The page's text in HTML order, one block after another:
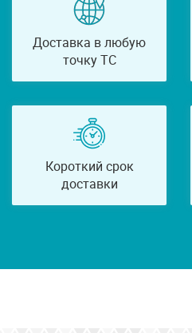
Доставка в любую
точку ТС
Короткий срок
доставки